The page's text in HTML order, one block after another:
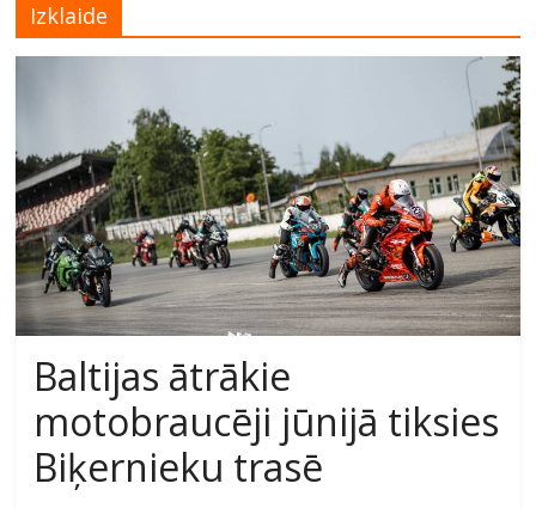
Izklaide
Baltijas ātrākie
motobraucēji jūnijā tiksies
Biķernieku trasē